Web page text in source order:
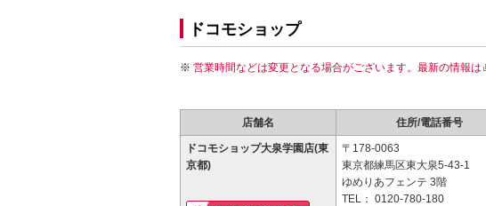
ドコモショップ
営業時間などは変更となる場合がございます。最新の情報は
店舗名 住所/電話番号
ドコモショップ大泉学園店(東
京都)
〒178-0063
東京都練馬区東大泉5-43-1
ゆめりあフェンテ 3階
TEL： 0120-780-180